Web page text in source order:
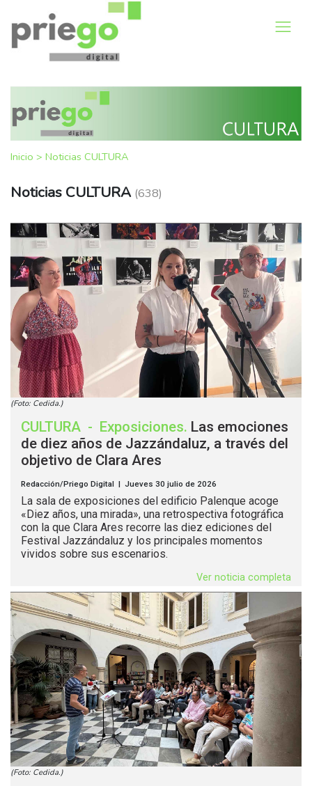
Inicio > Noticias CULTURA
Noticias CULTURA (638)
(Foto: Cedida.)
CULTURA - Exposiciones. Las emociones
de diez años de Jazzándaluz, a través del
objetivo de Clara Ares
Redacción/Priego Digital | Jueves 30 julio de 2026
La sala de exposiciones del edificio Palenque acoge
«Diez años, una mirada», una retrospectiva fotográfica
con la que Clara Ares recorre las diez ediciones del
Festival Jazzándaluz y los principales momentos
vividos sobre sus escenarios.
Ver noticia completa
(Foto: Cedida.)